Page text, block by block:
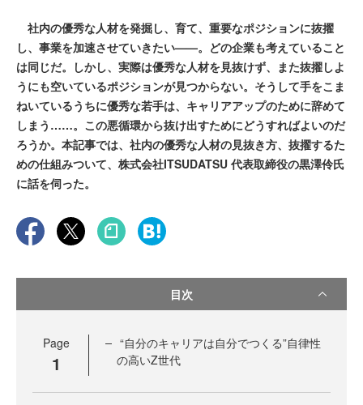
社内の優秀な人材を発掘し、育て、重要なポジションに抜擢
し、事業を加速させていきたい——。どの企業も考えていること
は同じだ。しかし、実際は優秀な人材を見抜けず、また抜擢しよ
うにも空いているポジションが見つからない。そうして手をこま
ねいているうちに優秀な若手は、キャリアアップのために辞めて
しまう……。この悪循環から抜け出すためにどうすればよいのだ
ろうか。本記事では、社内の優秀な人材の見抜き方、抜擢するた
めの仕組みついて、株式会社ITSUDATSU 代表取締役の黒澤伶氏
に話を伺った。
目次
Page
1
“自分のキャリアは自分でつくる”自律性
の高いZ世代